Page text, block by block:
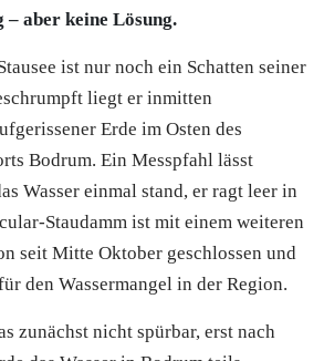
aber keine Lösung.
ist nur noch ein Schatten seiner
liegt er inmitten
Erde im Osten des
Bodrum. Ein Messpfahl lässt
Wasser einmal stand, er ragt leer in
Staudamm ist mit einem weiteren
seit Mitte Oktober geschlossen und
den Wassermangel in der Region.
zunächst nicht spürbar, erst nach